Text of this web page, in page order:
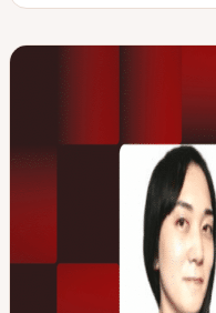
i
o